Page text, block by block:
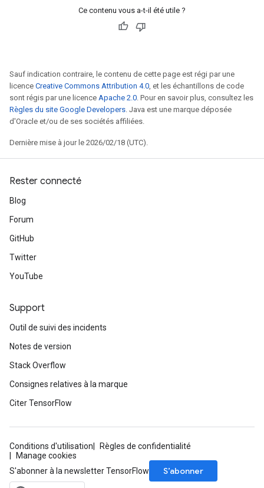
Ce contenu vous a-t-il été utile ?
Sauf indication contraire, le contenu de cette page est régi par une
licence Creative Commons Attribution 4.0, et les échantillons de code
sont régis par une licence Apache 2.0. Pour en savoir plus, consultez les
Règles du site Google Developers. Java est une marque déposée
d'Oracle et/ou de ses sociétés affiliées.
Dernière mise à jour le 2026/02/18 (UTC).
Rester connecté
Blog
Forum
GitHub
Twitter
YouTube
Support
Outil de suivi des incidents
Notes de version
Stack Overflow
Consignes relatives à la marque
Citer TensorFlow
Conditions d'utilisation
Règles de confidentialité
Manage cookies
S'abonner à la newsletter TensorFlow
S’abonner